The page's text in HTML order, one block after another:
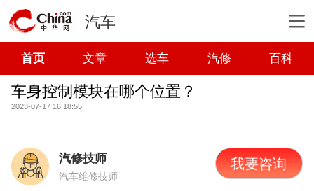
汽车
首页 文章 选车 汽修 百科
车身控制模块在哪个位置？
2023-07-17 16:18:55
汽修技师
汽车维修技师
我要咨询